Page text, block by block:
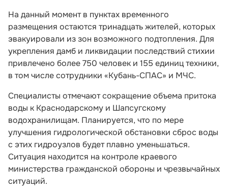
На данный момент в пунктах временного
размещения остаются тринадцать жителей, которых
эвакуировали из зон возможного подтопления. Для
укрепления дамб и ликвидации последствий стихии
привлечено более 750 человек и 155 единиц техники,
в том числе сотрудники «Кубань-СПАС» и МЧС.
Специалисты отмечают сокращение объема притока
воды к Краснодарскому и Шапсугскому
водохранилищам. Планируется, что по мере
улучшения гидрологической обстановки сброс воды
с этих гидроузлов будет плавно уменьшаться.
Ситуация находится на контроле краевого
министерства гражданской обороны и чрезвычайных
ситуаций.